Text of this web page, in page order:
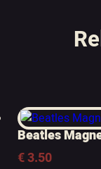
Beatles
€3.50